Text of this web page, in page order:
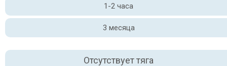
1-2 часа
3 месяца
Отсутствует тяга